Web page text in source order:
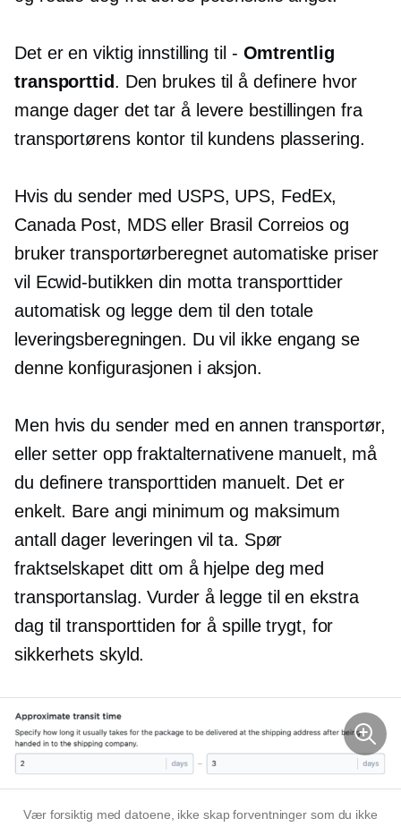
Det er en viktig innstilling til - Omtrentlig
transporttid. Den brukes til å definere hvor
mange dager det tar å levere bestillingen fra
transportørens kontor til kundens plassering.
Hvis du sender med USPS, UPS, FedEx,
Canada Post, MDS eller Brasil Correios og
brukertransportørberegnetautomatiske priser
vil Ecwid-butikken din motta transporttider
automatisk og legge dem til den totale
leveringsberegningen. Du vil ikke engang se
denne konfigurasjonen i aksjon.
Men hvis du sender med en annen transportør,
eller setter opp fraktalternativene manuelt, må
du definere transporttiden manuelt. Det er
enkelt. Bare angi minimum og maksimum
antall dager leveringen vil ta. Spør
fraktselskapet ditt om å hjelpe deg med
transportanslag. Vurder å legge til en ekstra
dag til transporttiden for å spille trygt, for
sikkerhets skyld.
Vær forsiktig med datoene, ikke skap forventninger som du ikke